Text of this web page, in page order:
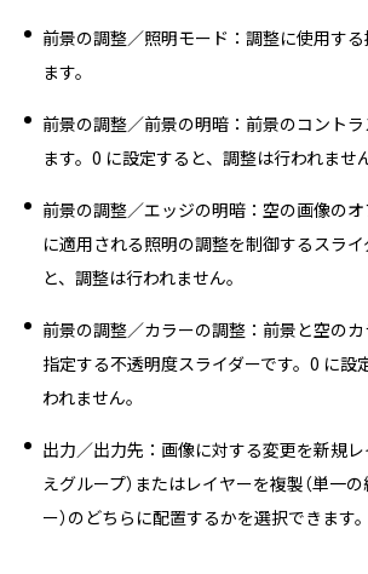
前景の調整／照明モード：調整に使用す
ます。
前景の調整／前景の明暗：前景のコント
ます。0 に設定すると、調整は行われませ
前景の調整／エッジの明暗：空の画像の
に適用される照明の調整を制御するスラ
と、調整は行われません。
前景の調整／カラーの調整：前景と空の
指定する不透明度スライダーです。0 に設
われません。
出力／出力先：画像に対する変更を新規レ
えグループ）またはレイヤーを複製（単一
ー）のどちらに配置するかを選択できます。